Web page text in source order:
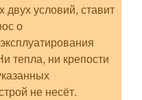
условий, ставит
о
тепла, ни крепости
не несёт.